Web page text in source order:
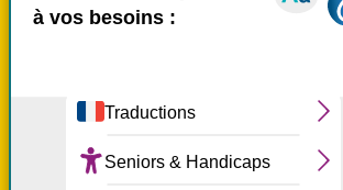
Tout accepter